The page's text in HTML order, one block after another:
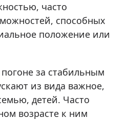
часто
способных
положение или
за стабильным
из вида важное,
детей. Часто
возрасте к ним